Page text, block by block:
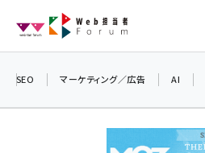
ン
SEO マーケティング／広告 AI